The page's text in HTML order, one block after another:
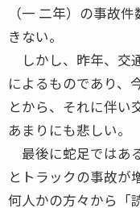
（一 二年）の事故
きない。
しかし、昨年、交
によるものであり、
とから、それに伴い
あまりにも悲しい。
最後に蛇足ではあ
とトラックの事故が
何人かの方々から「